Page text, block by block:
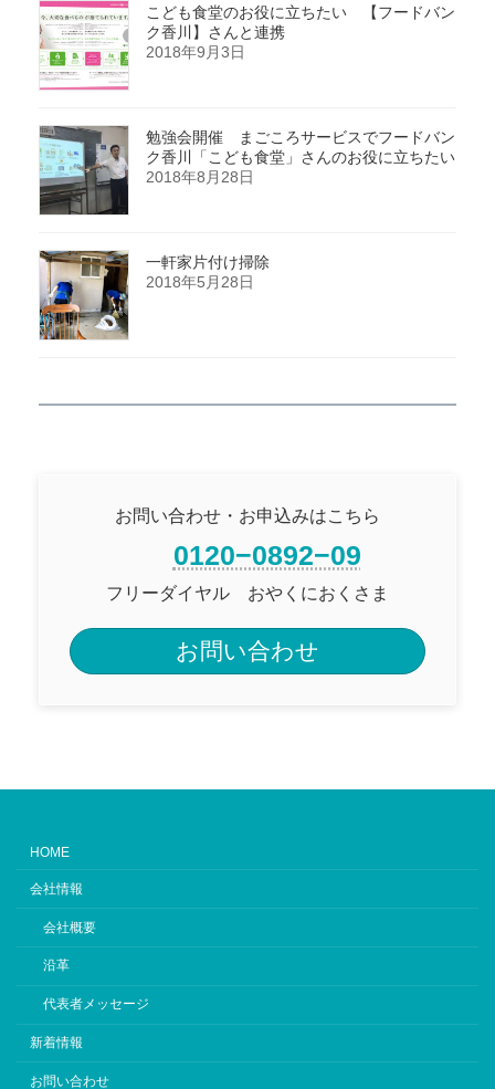
こども食堂のお役に立ちたい 【フードバン
ク香川】さんと連携
2018年9月3日
勉強会開催 まごころサービスでフードバン
ク香川「こども食堂」さんのお役に立ちたい
2018年8月28日
一軒家片付け掃除
2018年5月28日
お問い合わせ・お申込みはこちら
0120−0892−09
フリーダイヤル おやくにおくさま
お問い合わせ
HOME
会社情報
会社概要
沿革
代表者メッセージ
新着情報
お問い合わせ